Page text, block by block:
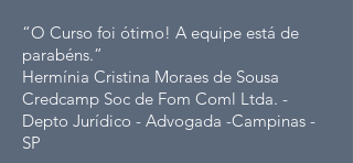
“O Curso foi ótimo! A equipe está de
parabéns.”
Hermínia Cristina Moraes de Sousa
Credcamp Soc de Fom Coml Ltda. -
Depto Jurídico - Advogada -Campinas -
SP